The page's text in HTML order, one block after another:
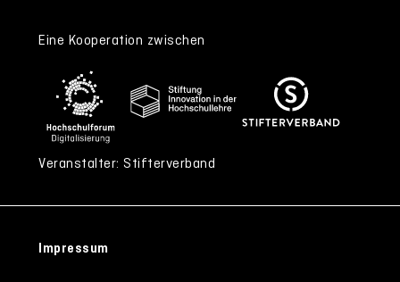
Eine Kooperation zwischen
Veranstalter: Stifterverband
Impressum